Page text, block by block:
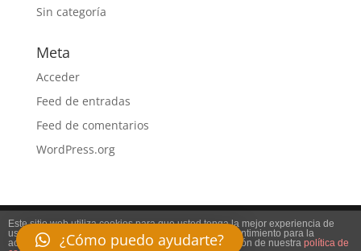
Sin categoría
Meta
Acceder
Feed de entradas
Feed de comentarios
WordPress.org
Este sitio web utiliza cookies para que usted tenga la mejor experiencia de
usuario. Si continúa navegando está dando su consentimiento para la
aceptación de las mencionadas cookies y la aceptación de nuestra política de
¿Cómo puedo ayudarte?